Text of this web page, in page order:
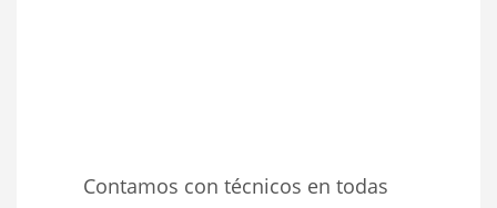
Contamos con técnicos en todas